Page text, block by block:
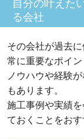
自分の叶えた
る会社
その会社が過去
常に重要なポイン
ノウハウや経験
もあります。
施工事例や実績
ておくことをおす